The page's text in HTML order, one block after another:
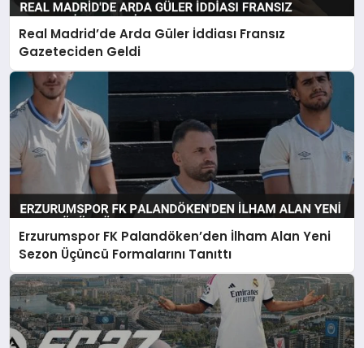
Real Madrid’de Arda Güler İddiası Fransız
Gazeteciden Geldi
Erzurumspor FK Palandöken’den İlham Alan Yeni
Sezon Üçüncü Formalarını Tanıttı